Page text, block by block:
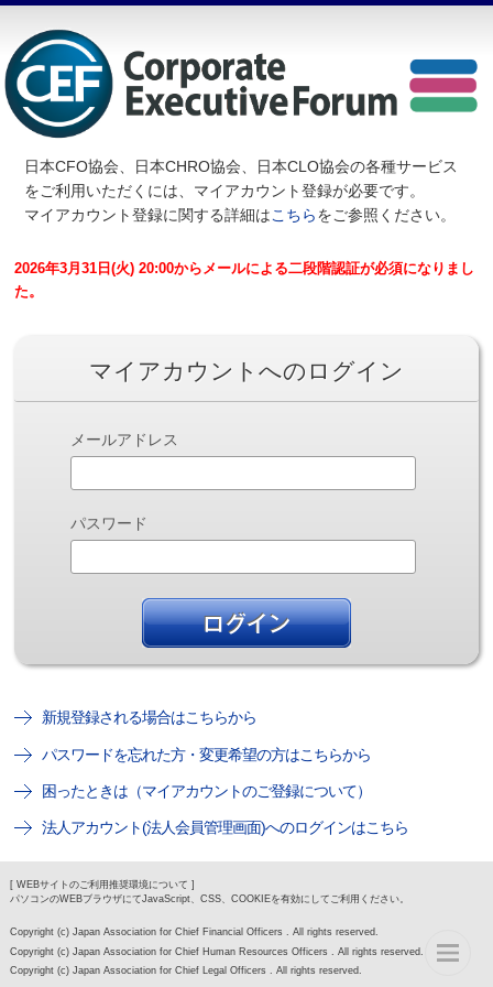
日本CFO協会、日本CHRO協会、日本CLO協会の各種サービス
をご利用いただくには、マイアカウント登録が必要です。
マイアカウント登録に関する詳細はこちらをご参照ください。
2026年3月31日(火) 20:00からメールによる二段階認証が必須になりまし
た。
マイアカウントへのログイン
メールアドレス
パスワード
新規登録される場合はこちらから
パスワードを忘れた方・変更希望の方はこちらから
困ったときは（マイアカウントのご登録について）
法人アカウント(法人会員管理画面)へのログインはこちら
[ WEBサイトのご利用推奨環境について ]
パソコンのWEBブラウザにてJavaScript、CSS、COOKIEを有効にしてご利用ください。
Copyright (c) Japan Association for Chief Financial Officers . All rights reserved.
Copyright (c) Japan Association for Chief Human Resources Officers . All rights reserved.
Copyright (c) Japan Association for Chief Legal Officers . All rights reserved.